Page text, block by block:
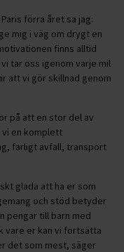
förra året sa jag:
mig i väg om drygt en
finns alltid
tar oss igenom varje mil
att vi gör skillnad genom
på att en stor del av
vi en komplett
farligt avfall, transport
glada att ha er som
och stöd betyder
pengar till barn med
vare er kan vi fortsätta
det som mest, säger